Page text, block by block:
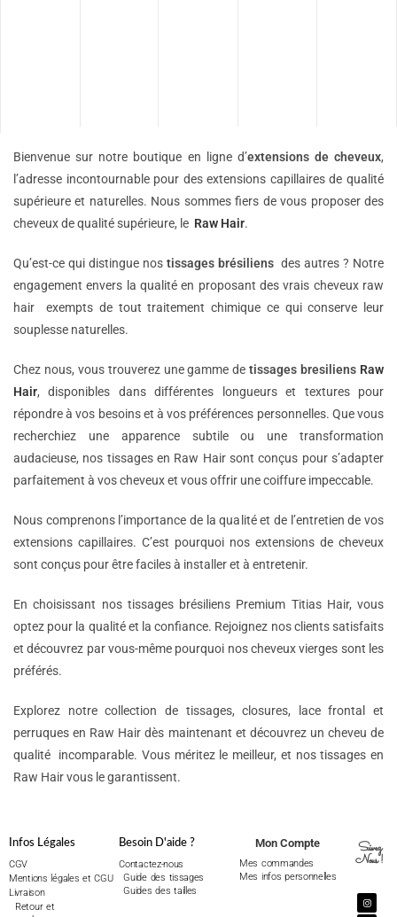
Bienvenue sur notre boutique en ligne d’extensions decheveux,
l’adresse incontournable pour des extensions capillaires de qualité
supérieure et naturelles. Nous sommes fiers de vous proposer des
cheveux de qualité supérieure, le Raw Hair.
Qu’est-ce qui distingue nos tissages brésiliens des autres ? Notre
engagement envers la qualité en proposant des vrais cheveux raw
hair exempts de tout traitement chimique ce qui conserve leur
souplesse naturelles.
Chez nous, vous trouverez une gamme detissages bresiliens Raw
Hair, disponibles dans différentes longueurs et textures pour
répondre à vos besoins et à vos préférences personnelles. Que vous
recherchiez une apparence subtile ou une transformation
audacieuse, nos tissages en Raw Hair sont conçus pour s’adapter
parfaitement à vos cheveux et vous offrir une coiffure impeccable.
Nous comprenons l’importance de la qualité et de l’entretien de vos
extensions capillaires. C’est pourquoi nos extensions de cheveux
sont conçus pour être faciles à installer et à entretenir.
En choisissant nos tissages brésiliens Premium Titias Hair, vous
optez pour la qualité et la confiance. Rejoignez nos clients satisfaits
et découvrez par vous-même pourquoi nos cheveux vierges sont les
préférés.
Explorez notre collection de tissages, closures, lace frontal et
perruques en Raw Hair dès maintenant et découvrez un cheveu de
qualité incomparable. Vous méritez le meilleur, et nos tissages en
Raw Hair vous le garantissent.
Infos Légales
CGV
Mentions légales et CGU
Livraison
Retour et
Besoin D'aide ?
Contactez-nous
Guide des tissages
Guides des tailles
Mon Compte
Mes commandes
Mes infos personnelles
Suivez
Nous !